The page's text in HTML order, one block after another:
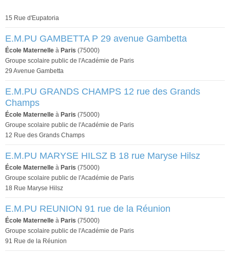
15 Rue d'Eupatoria
E.M.PU GAMBETTA P 29 avenue Gambetta
École Maternelle à Paris (75000)
Groupe scolaire public de l'Académie de Paris
29 Avenue Gambetta
E.M.PU GRANDS CHAMPS 12 rue des Grands
Champs
École Maternelle à Paris (75000)
Groupe scolaire public de l'Académie de Paris
12 Rue des Grands Champs
E.M.PU MARYSE HILSZ B 18 rue Maryse Hilsz
École Maternelle à Paris (75000)
Groupe scolaire public de l'Académie de Paris
18 Rue Maryse Hilsz
E.M.PU REUNION 91 rue de la Réunion
École Maternelle à Paris (75000)
Groupe scolaire public de l'Académie de Paris
91 Rue de la Réunion